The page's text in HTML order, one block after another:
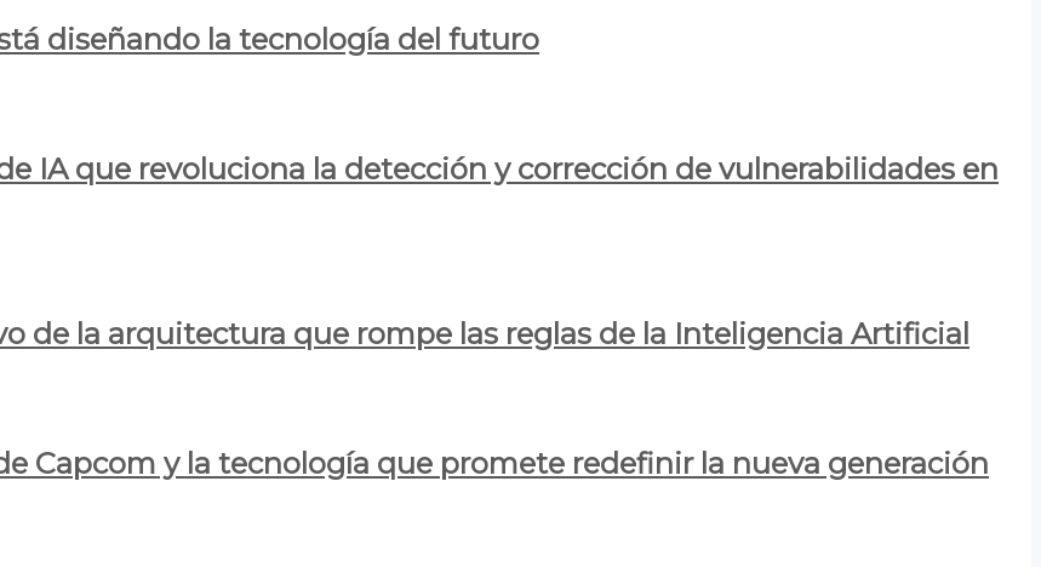
diseñando la tecnología del futuro
IA que revoluciona la detección y corrección de vulnerabilidades en
de la arquitectura que rompe las reglas de la Inteligencia Artificial
Capcom y la tecnología que promete redefinir la nueva generación